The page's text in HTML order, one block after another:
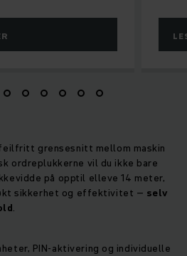
grensesnitt mellom maskin
ordreplukkerne vil du ikke bare
på opptil elleve 14 meter,
sikkerhet og effektivitet – selv
.
PIN-aktivering og individuelle